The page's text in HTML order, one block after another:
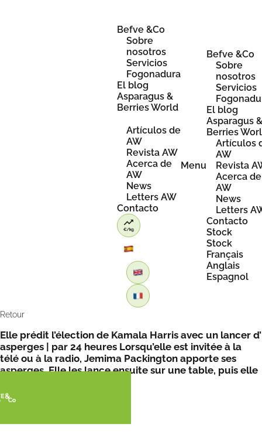
Befve &Co
Sobre
nosotros
Servicios
Fogonadura
El blog
Asparagus &
Berries World
Artículos de
AW
Revista AW
Acerca de
AW
News
Letters AW
Contacto
Menu
Befve &Co
Sobre
nosotros
Servicios
El blog
Asparagus
Berries
Artículos
AW
Revista
Acerca de
AW
News
Letters
Contacto
Stock
Stock
Français
Anglais
Espagnol
Retour
Elle prédit l’élection de Kamala Harris avec un lancer d’
asperges | par 24 heures Lorsqu’elle est invitée à la
télé ou à la radio, Jemima Packington apporte ses
asperges. Elle les lance ensuite sur une table, puis elle